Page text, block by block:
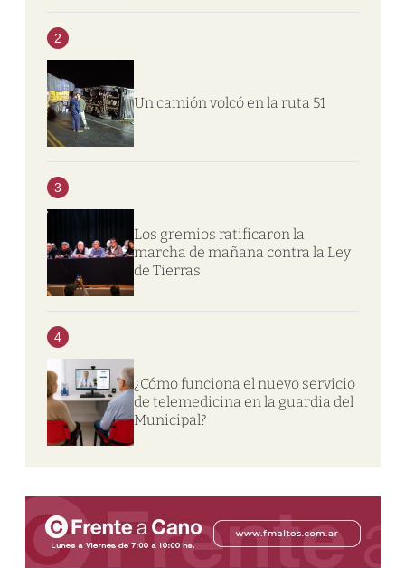
2
Un camión volcó en la ruta 51
3
Los gremios ratificaron la
marcha de mañana contra la Ley
de Tierras
4
¿Cómo funciona el nuevo servicio
de telemedicina en la guardia del
Municipal?